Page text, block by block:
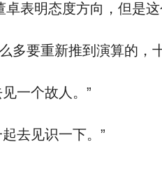
表明态度方向，但是
要重新推到演算的，
一个故人。”
去见识一下。”